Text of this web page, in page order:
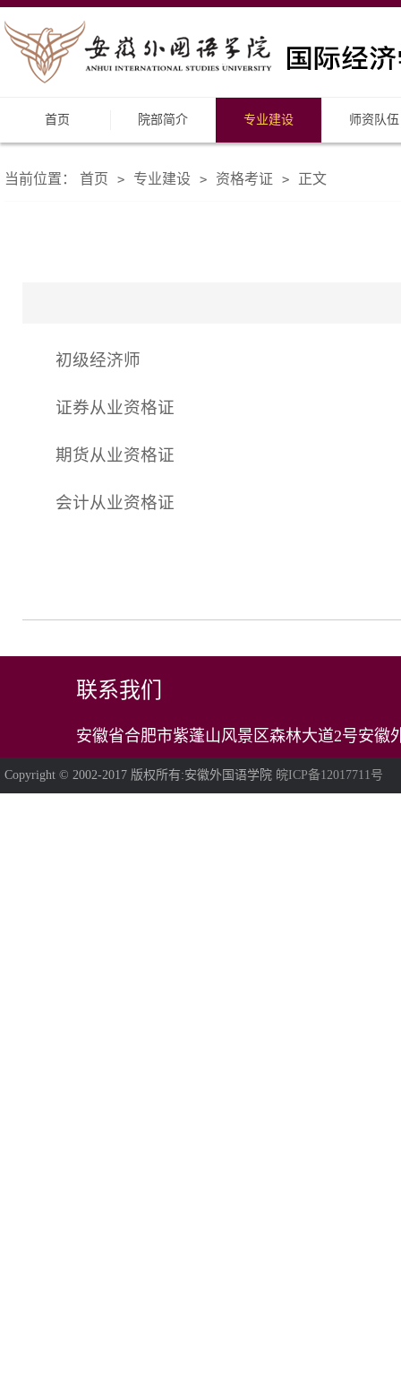
首页 院部简介 专业建设 师资队伍
当前位置： 首页 > 专业建设 > 资格考证 > 正文
初级经济师
证券从业资格证
期货从业资格证
会计从业资格证
联系我们
安徽省合肥市紫蓬山风景区森林大道2号安徽
Copyright © 2002-2017 版权所有:安徽外国语学院 皖ICP备12017711号